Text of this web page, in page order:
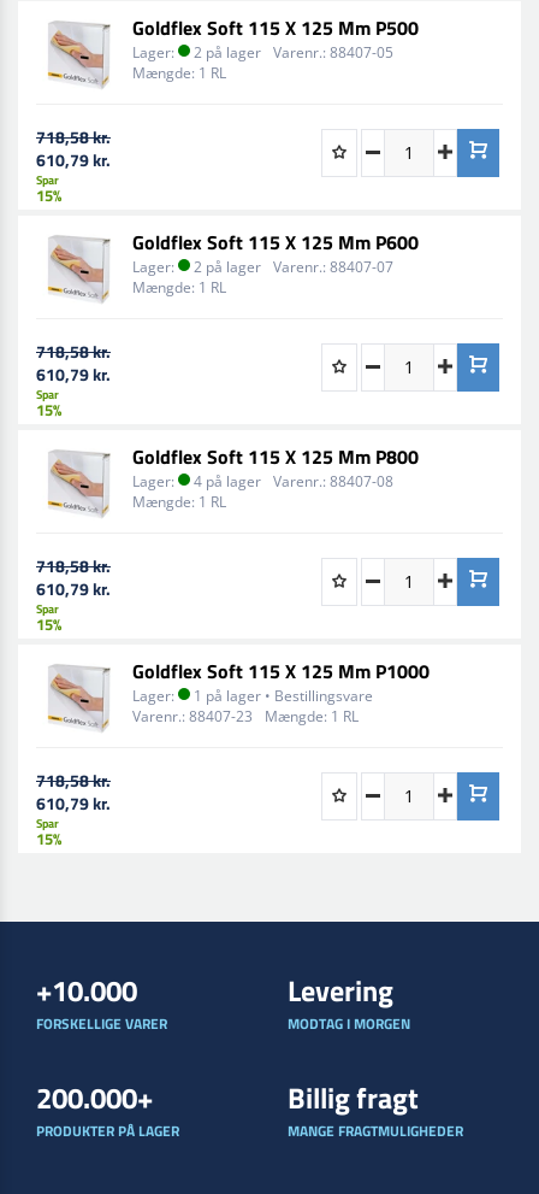
Goldflex Soft 115 X 125 Mm P500
Lager: 2 på lager Varenr.: 88407-05
Mængde: 1 RL
718,58 kr.
610,79 kr.
Spar
15%
Goldflex Soft 115 X 125 Mm P600
Lager: 2 på lager Varenr.: 88407-07
Mængde: 1 RL
718,58 kr.
610,79 kr.
Spar
15%
Goldflex Soft 115 X 125 Mm P800
Lager: 4 på lager Varenr.: 88407-08
Mængde: 1 RL
718,58 kr.
610,79 kr.
Spar
15%
Goldflex Soft 115 X 125 Mm P1000
Lager:
1 på lager • Bestillingsvare
Varenr.: 88407-23 Mængde: 1 RL
718,58 kr.
610,79 kr.
Spar
15%
+10.000
FORSKELLIGE VARER
Levering
MODTAG I MORGEN
200.000+
PRODUKTER PÅ LAGER
Billig fragt
MANGE FRAGTMULIGHEDER